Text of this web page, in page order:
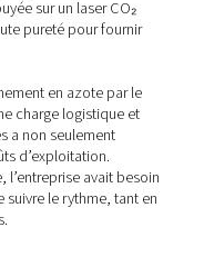
via des bouteilles
mais ces options
fréquents, pureté
la génération sur
et